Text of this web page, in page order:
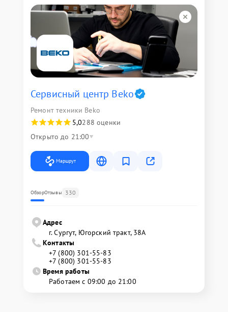
Сервисный центр Beko
Ремонт техники Beko
5,0288 оценки
Открыто до 21:00
Маршрут
ОбзорОтзывы 330
Адрес
г. Сургут, Югорский тракт, 38А
Контакты
+7 (800) 301-55-83
+7 (800) 301-55-83
Время работы
Работаем с 09:00 до 21:00